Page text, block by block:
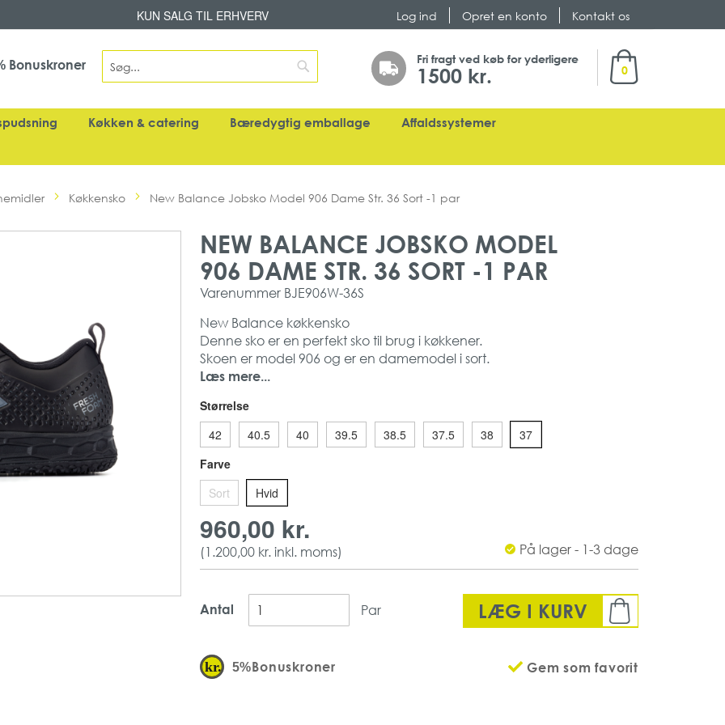
Skip
to
Content
Log ind Opret en konto Kontakt os
KUN SALG TIL ERHVERV
0
Fri fragt ved køb for yderligere
1500 kr.
Search
Search
Bonuskroner
Køkken & catering Bæredygtig emballage
Affaldssystemer
Køkkensko New Balance Jobsko Model 906 Dame Str. 36 Sort -1 par
NEW BALANCE JOBSKO MODEL
906 DAME STR. 36 SORT -1 PAR
Varenummer BJE906W-36S
New Balance køkkensko
Denne sko er en perfekt sko til brug i køkkener.
Skoen er model 906 og er en damemodel i sort.
Den er vandafvisende og varmebestandige.
New Balance
Str. 36
Sort
Læs mere...
Størrelse
42
40.5 40 39.5 38.5 37.5 38
37
Farve
Sort
Hvid
960,00 kr.
(1.200,00 kr.inkl. moms) På lager - 1-3 dage
Antal Par LÆG I KURV
Gem som favorit
5%Bonuskroner